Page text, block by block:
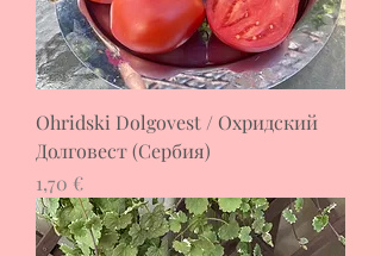
Ohridski Dolgovest / Охридский
Долговест (Сербия)
Цена
1,70 €